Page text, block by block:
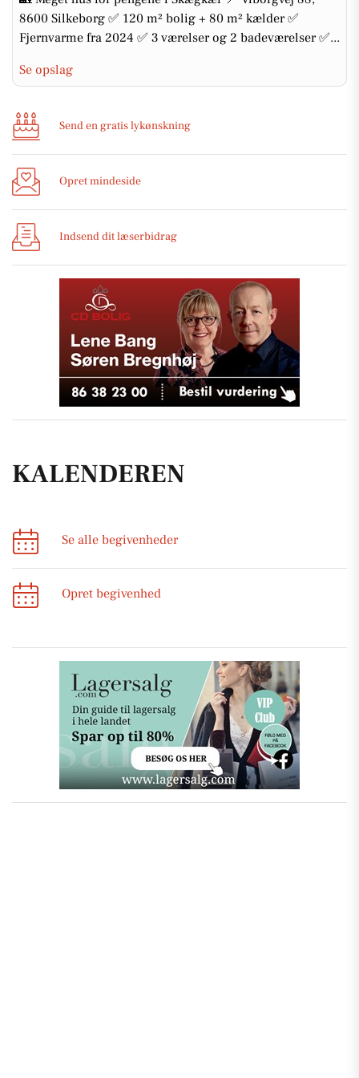
8600 Silkeborg ✅ 120 m² bolig + 80 m² kælder ✅
Fjernvarme fra 2024 ✅ 3 værelser og 2 badeværelser ✅...
Se opslag
Send en gratis lykønskning
Opret mindeside
Indsend dit læserbidrag
KALENDEREN
Se alle begivenheder
Opret begivenhed